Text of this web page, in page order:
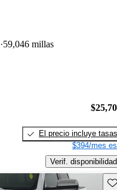
59,046 millas
El precio incluye tasas
$394/mes
Verif. disponibilidad